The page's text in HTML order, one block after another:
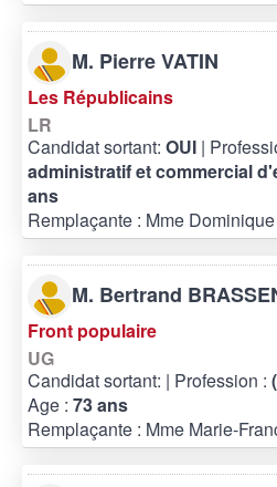
M. Pierre VATIN
Les Républicains
LR
Candidat sortant: OUI |
administratif et commercial
ans
Remplaçante : Mme
M. Bertrand
Front populaire
UG
Candidat sortant: | Profession :
Age : 73 ans
Remplaçante : Mme Marie-